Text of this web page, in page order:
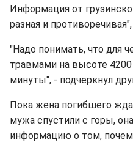
Информация от
разная и
"Надо понимать, что для
травмами на высоте
минуты", - подчеркнул
Пока жена погибшего
мужа спустили с горы,
информацию о том,